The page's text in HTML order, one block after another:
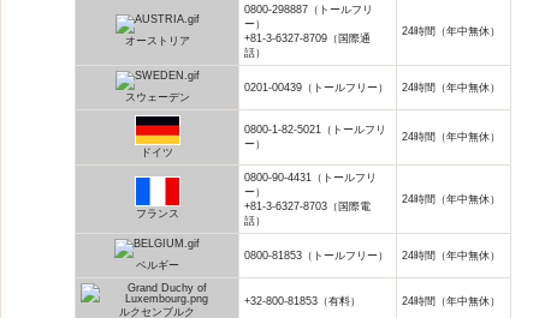
オーストリア
0800-298887（トールフリ
ー）
+81-3-6327-8709（国際通
話）
24時間（年中無休）
スウェーデン
0201-00439（トールフリー） 24時間（年中無休）
ドイツ
0800-1-82-5021（トールフリ
ー）
24時間（年中無休）
フランス
0800-90-4431（トールフリ
ー）
+81-3-6327-8703（国際電
話）
24時間（年中無休）
ベルギー
0800-81853（トールフリー） 24時間（年中無休）
ルクセンブルク
+32-800-81853（有料） 24時間（年中無休）